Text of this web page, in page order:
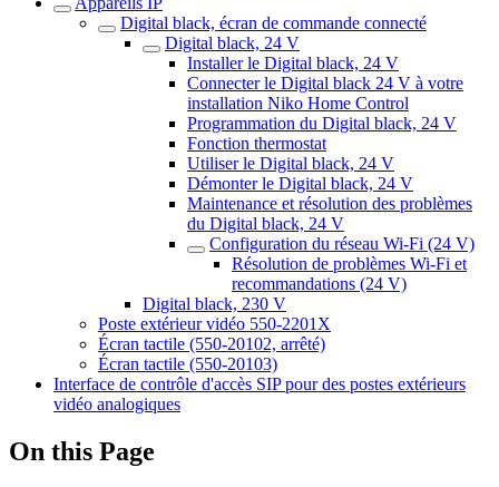
Digital black, écran de commande connecté
Digital black, 24 V
Installer le Digital black, 24 V
Connecter le Digital black 24 V à votre
installation Niko Home Control
Programmation du Digital black, 24 V
Fonction thermostat
Utiliser le Digital black, 24 V
Démonter le Digital black, 24 V
Maintenance et résolution des problèmes
du Digital black, 24 V
Configuration du réseau Wi-Fi (24 V)
Résolution de problèmes Wi-Fi et
recommandations (24 V)
Digital black, 230 V
Poste extérieur vidéo 550-2201X
Écran tactile (550-20102, arrêté)
Écran tactile (550-20103)
Interface de contrôle d'accès SIP pour des postes extérieurs
vidéo analogiques
On this Page